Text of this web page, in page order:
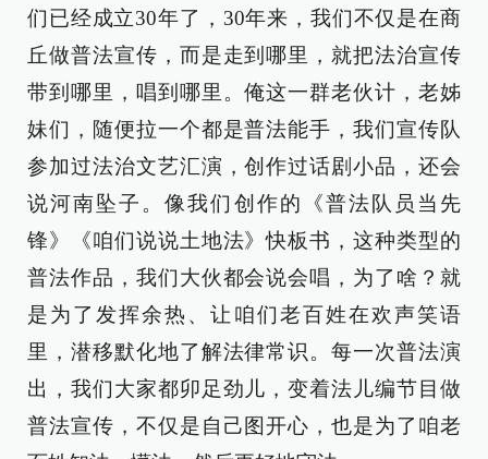
们已经成立30年了，30年来，我们不仅是在商
丘做普法宣传，而是走到哪里，就把法治宣传
带到哪里，唱到哪里。俺这一群老伙计，老姊
妹们，随便拉一个都是普法能手，我们宣传队
参加过法治文艺汇演，创作过话剧小品，还会
说河南坠子。像我们创作的《普法队员当先
锋》《咱们说说土地法》快板书，这种类型的
普法作品，我们大伙都会说会唱，为了啥？就
是为了发挥余热、让咱们老百姓在欢声笑语
里，潜移默化地了解法律常识。每一次普法演
出，我们大家都卯足劲儿，变着法儿编节目做
普法宣传，不仅是自己图开心，也是为了咱老